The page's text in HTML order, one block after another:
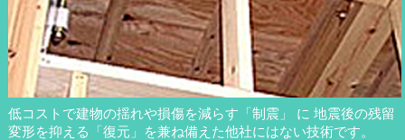
低コストで建物の揺れや損傷を減らす「制震」 に 地震後の残留
変形を抑える「復元」を兼ね備えた他社にはない技術です。